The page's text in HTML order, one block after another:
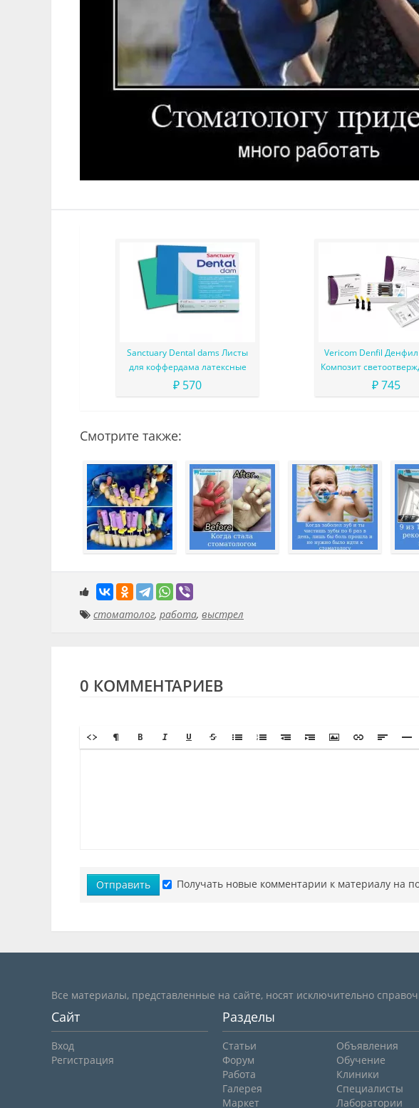
Sanctuary Dental dams Листы
для коффердама латексные
₽ 570
Vericom Denfil
Композит
материал
₽ 745
Смотрите также:
стоматолог, работа, выстрел
0 КОММЕНТАРИЕВ
Отправить Получать новые комментарии к материалу на
Все материалы, представленные на сайте, носят исключительно
Сайт
Вход
Регистрация
Разделы
Статьи
Форум
Работа
Галерея
Маркет
Объявления
Обучение
Клиники
Специалисты
Лаборатории